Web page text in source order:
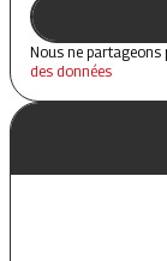
Nous ne partageons
des données